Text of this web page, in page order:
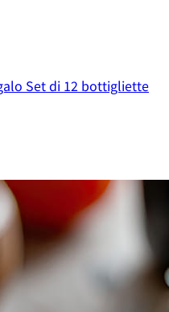
Set di 12 bottigliette